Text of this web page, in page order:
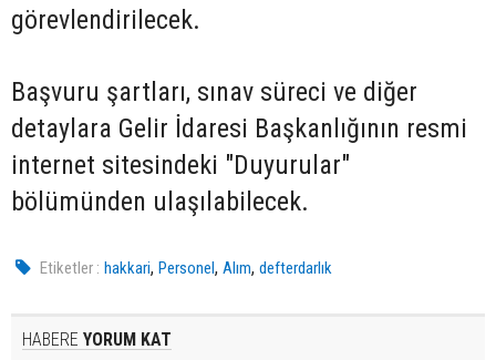
görevlendirilecek.
Başvuru şartları, sınav süreci ve diğer
detaylara Gelir İdaresi Başkanlığının resmi
internet sitesindeki "Duyurular"
bölümünden ulaşılabilecek.
Etiketler : hakkari,Personel,Alım,defterdarlık
HABERE YORUM KAT